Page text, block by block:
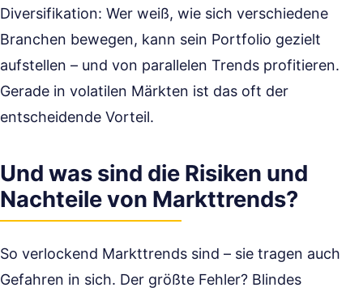
Diversifikation: Wer weiß, wie sich verschiedene
Branchen bewegen, kann sein Portfolio gezielt
aufstellen – und von parallelen Trends profitieren.
Gerade in volatilen Märkten ist das oft der
entscheidende Vorteil.
Und was sind die Risiken und
Nachteile von Markttrends?
So verlockend Markttrends sind – sie tragen auch
Gefahren in sich. Der größte Fehler? Blindes